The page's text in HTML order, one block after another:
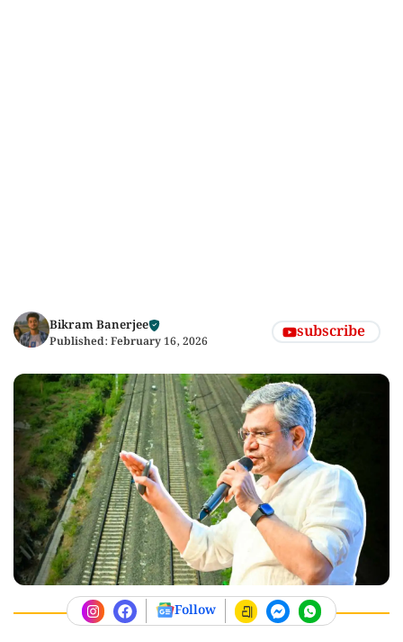
Bikram Banerjee
Published: February 16, 2026 subscribe
Follow